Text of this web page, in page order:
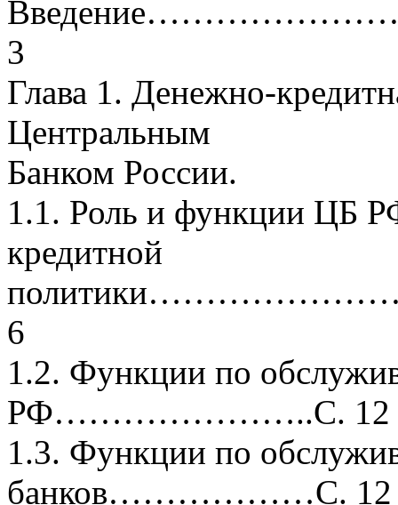
3
Глава 1. Денежно-
Центральным
Банком России.
1.1. Роль и функции ЦБ
кредитной
6
1.2. Функции по
РФ…………………..С. 12
1.3. Функции по
банков………………С. 12